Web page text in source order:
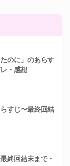
のに」のあらす
・感想
すじ〜最終回結
終回結末まで・